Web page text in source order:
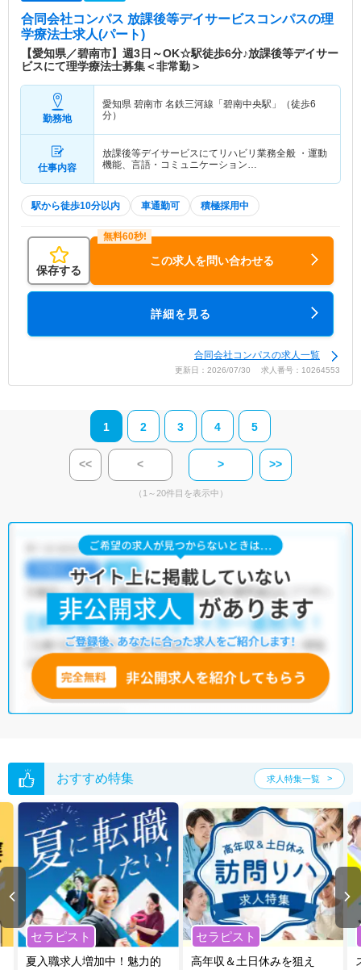
合同会社コンパス 放課後等デイサービスコンパスの理
学療法士求人(パート)
【愛知県／碧南市】週3日～OK☆駅徒歩6分♪放課後等デイサー
ビスにて理学療法士募集＜非常勤＞
勤務地
愛知県 碧南市 名鉄三河線「碧南中央駅」（徒歩6
分）
仕事内容
放課後等デイサービスにてリハビリ業務全般 ・運動
機能、言語・コミュニケーション…
駅から徒歩10分以内 車通勤可 積極採用中
保存する
この求人を問い合わせる
詳細を見る
合同会社コンパスの求人一覧
更新日：2026/07/30 求人番号：10264553
1 2 3 4 5
<< < > >>
（1～20件目を表示中）
おすすめ特集 求人特集一覧
セラピスト
夏入職求人増加中！魅力的
セラピスト
高年収＆土日休みを狙え